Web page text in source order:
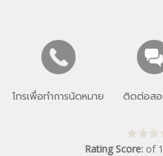
โทรเพื่อทำการนัดหมาย ติดต่อสอ
Rating Score: of